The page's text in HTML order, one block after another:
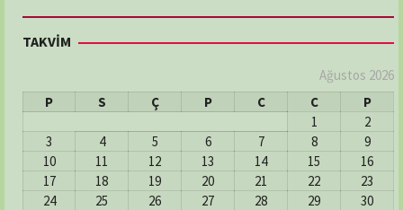
TAKVİM
Ağustos 2026
P
S Ç P C C
P
1
2
3
4 5 6 7 8
9
10
11 12 13 14 15
16
17
18 19 20 21 22
23
24
25 26 27 28 29
30